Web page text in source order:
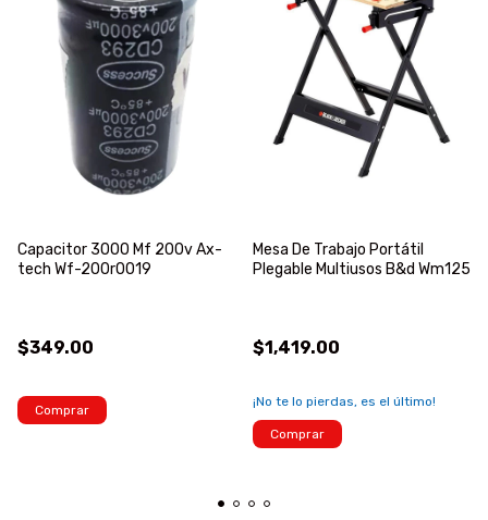
Capacitor 3000 Mf 200v Ax-
tech Wf-200r0019
$349.00
Comprar
Mesa De Trabajo Portátil
Plegable Multiusos B&d Wm125
$1,419.00
¡No te lo pierdas, es el último!
Comprar